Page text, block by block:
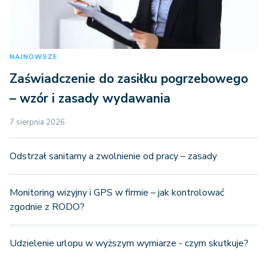
NAJNOWSZE
Zaświadczenie do zasiłku pogrzebowego
– wzór i zasady wydawania
7 sierpnia 2026
Odstrzał sanitarny a zwolnienie od pracy – zasady
Monitoring wizyjny i GPS w firmie – jak kontrolować
zgodnie z RODO?
Udzielenie urlopu w wyższym wymiarze - czym skutkuje?